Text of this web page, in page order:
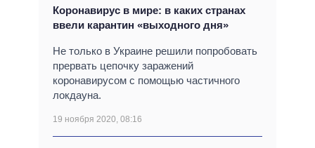
Коронавирус в мире: в каких странах
ввели карантин «выходного дня»
Не только в Украине решили попробовать
прервать цепочку заражений
коронавирусом с помощью частичного
локдауна.
19 ноября 2020, 08:16